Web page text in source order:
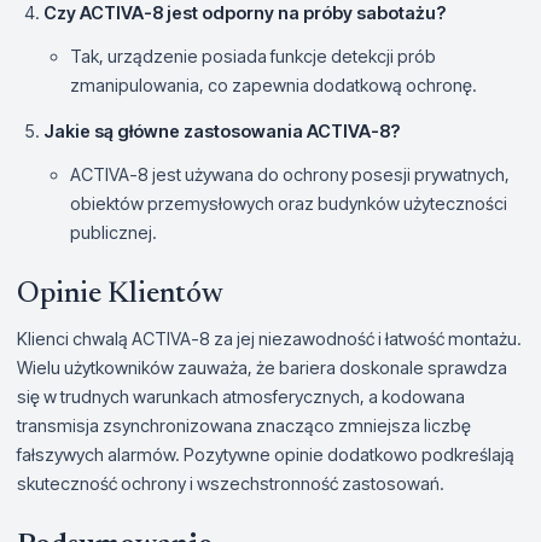
Czy ACTIVA-8 jest odporny na próby sabotażu?
Tak, urządzenie posiada funkcje detekcji prób
zmanipulowania, co zapewnia dodatkową ochronę.
Jakie są główne zastosowania ACTIVA-8?
ACTIVA-8 jest używana do ochrony posesji prywatnych,
obiektów przemysłowych oraz budynków użyteczności
publicznej.
Opinie Klientów
Klienci chwalą ACTIVA-8 za jej niezawodność i łatwość montażu.
Wielu użytkowników zauważa, że bariera doskonale sprawdza
się w trudnych warunkach atmosferycznych, a kodowana
transmisja zsynchronizowana znacząco zmniejsza liczbę
fałszywych alarmów. Pozytywne opinie dodatkowo podkreślają
skuteczność ochrony i wszechstronność zastosowań.